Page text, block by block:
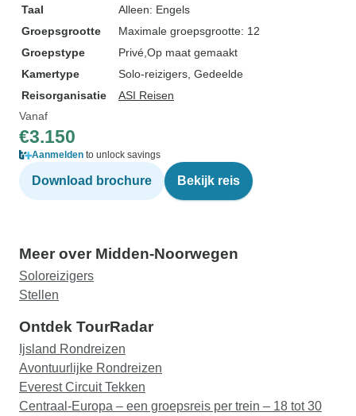
Taal
Alleen: Engels
Groepsgrootte
Maximale groepsgrootte: 12
Groepstype
Privé Op maat gemaakt
Kamertype
Solo-reizigers, Gedeelde
Reisorganisatie
ASI Reisen
Vanaf
€3.150
Aanmelden to unlock savings
Download brochure Bekijk reis
Meer over Midden-Noorwegen
Soloreizigers
Stellen
Ontdek TourRadar
Ijsland Rondreizen
Avontuurlijke Rondreizen
Everest Circuit Tekken
Centraal-Europa – een groepsreis per trein – 18 tot 30